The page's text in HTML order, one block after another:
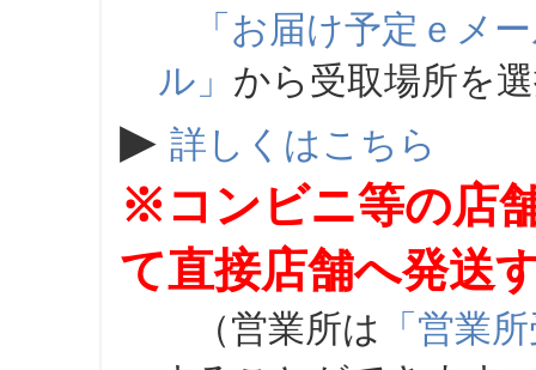
「お届け予定ｅメ
ル」 から受取場所を
▶ 詳しくはこちら
※コンビニ等の店
て直接店舗へ発送
（営業所は 「営業